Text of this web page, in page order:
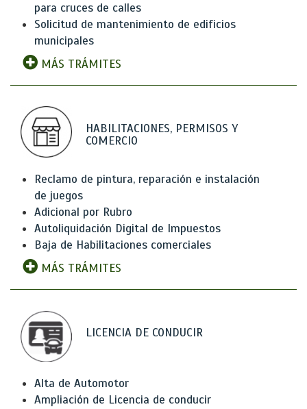
para cruces de calles
Solicitud de mantenimiento de edificios
municipales
MÁS TRÁMITES
HABILITACIONES, PERMISOS Y
COMERCIO
Reclamo de pintura, reparación e instalación
de juegos
Adicional por Rubro
Autoliquidación Digital de Impuestos
Baja de Habilitaciones comerciales
MÁS TRÁMITES
LICENCIA DE CONDUCIR
Alta de Automotor
Ampliación de Licencia de conducir